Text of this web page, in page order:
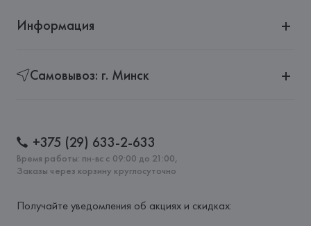
Информация
Самовывоз: г. Минск
+375 (29) 633-2-633
Время работы: пн-вс с 09:00 до 21:00,
Заказы через корзину круглосуточно
Получайте уведомления об акциях и скидках: